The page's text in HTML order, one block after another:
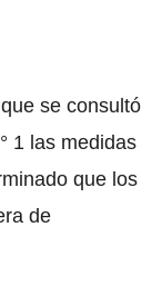
se consultó
1 las medidas
que los
de